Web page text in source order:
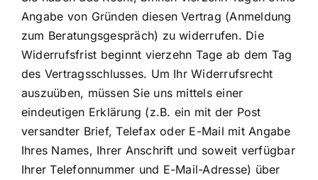
So funktioniert’s
Blog
Kontakt
Angabe von Gründen diesen Vertrag (Anmeldung
zum Beratungsgespräch) zu widerrufen. Die
Widerrufsfrist beginnt vierzehn Tage ab dem Tag
des Vertragsschlusses. Um Ihr Widerrufsrecht
auszuüben, müssen Sie uns mittels einer
eindeutigen Erklärung (z.B. ein mit der Post
versandter Brief, Telefax oder E-Mail mit Angabe
Ihres Names, Ihrer Anschrift und soweit verfügbar
Ihrer Telefonnummer und E-Mail-Adresse) über